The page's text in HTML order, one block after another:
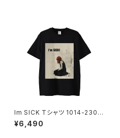
Im SICK Tシャツ 1014-2302
21232
¥6,490